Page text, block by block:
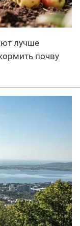
лучше
почву